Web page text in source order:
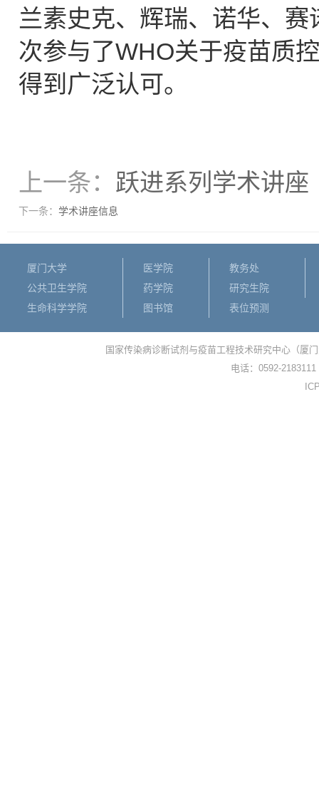
兰素史克、辉瑞、诺华、
次参与了WHO关于疫苗质
得到广泛认可。
上一条： 跃进系列学术讲座
下一条： 学术讲座信息
厦门大学
公共卫生学院
生命科学学院
医学院
药学院
图书馆
教务处
研究生院
表位预测
国家传染病诊断试剂与疫苗工程技术研究中心（厦
电话：0592-